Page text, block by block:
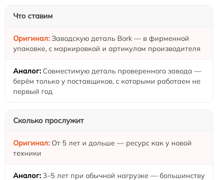
Что ставим
Заводскую деталь Bork — в фирменной
упаковке, с маркировкой и артикулом производителя
Совместимую деталь проверенного завода —
берём только у поставщиков, с которыми работаем не
первый год
Сколько прослужит
От 5 лет и дольше — ресурс как у новой
техники
3–5 лет при обычной нагрузке — большинству